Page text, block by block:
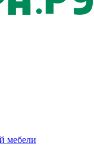
мебели